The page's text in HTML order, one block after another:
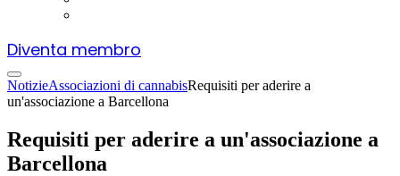
Diventa membro
NotizieAssociazioni di cannabisRequisiti per aderire a
un'associazione a Barcellona
Requisiti per aderire a un'associazione a
Barcellona